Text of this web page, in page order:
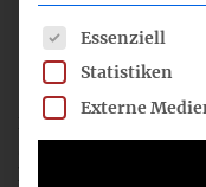
Mitschnitt der
Die Mitschnitte der
können hier
Es folgt eine Liste
Essenziell
Statistiken
Externe